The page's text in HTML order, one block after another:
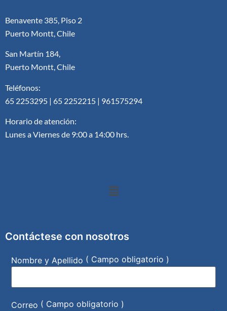
Benavente 385, Piso 2
Puerto Montt, Chile
San Martín 184,
Puerto Montt, Chile
Teléfonos:
65 2253295 | 65 2252215 | 961575294
Horario de atención:
Lunes a Viernes de 9:00 a 14:00 hrs.
Contáctese con nosotros
Nombre y Apellido ( Campo obligatorio )
Correo ( Campo obligatorio )